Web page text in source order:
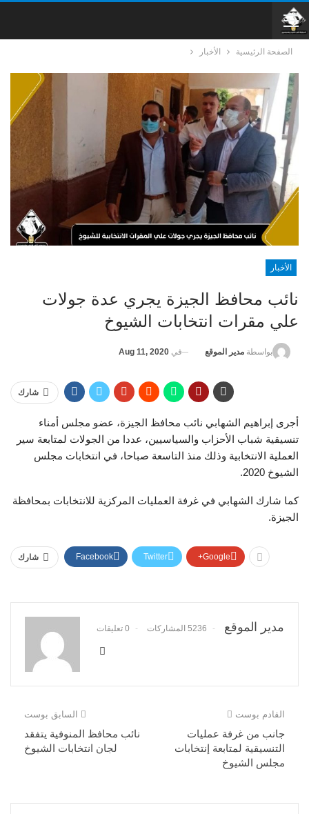
الصفحة الرئيسية الأخبار
الأخبار
نائب محافظ الجيزة يجري عدة جولات
علي مقرات انتخابات الشيوخ
بواسطة مدير الموقع في Aug 11, 2020
شارك
أجرى إبراهيم الشهابي نائب محافظ الجيزة، عضو مجلس أمناء
تنسيقية شباب الأحزاب والسياسيين، عددا من الجولات لمتابعة سير
العملية الانتخابية وذلك منذ التاسعة صباحا، في انتخابات مجلس
الشيوخ 2020.
كما شارك الشهابي في غرفة العمليات المركزية للانتخابات بمحافظة
الجيزة.
شارك Facebook Twitter Google+
مدير الموقع 5236 المشاركات 0 تعليقات
السابق بوست
نائب محافظ المنوفية يتفقد
لجان انتخابات الشيوخ
القادم بوست
جانب من غرفة عمليات
التنسيقية لمتابعة إنتخابات
مجلس الشيوخ